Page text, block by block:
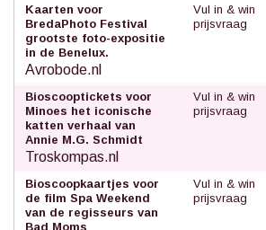
Kaarten voor
BredaPhoto Festival
grootste foto-expositie
in de Benelux.
Avrobode.nl
Vul in & win
prijsvraag
Bioscooptickets voor
Minoes het iconische
katten verhaal van
Annie M.G. Schmidt
Troskompas.nl
Vul in & win
prijsvraag
Bioscoopkaartjes voor
de film Spa Weekend
van de regisseurs van
Bad Moms
Vul in & win
prijsvraag